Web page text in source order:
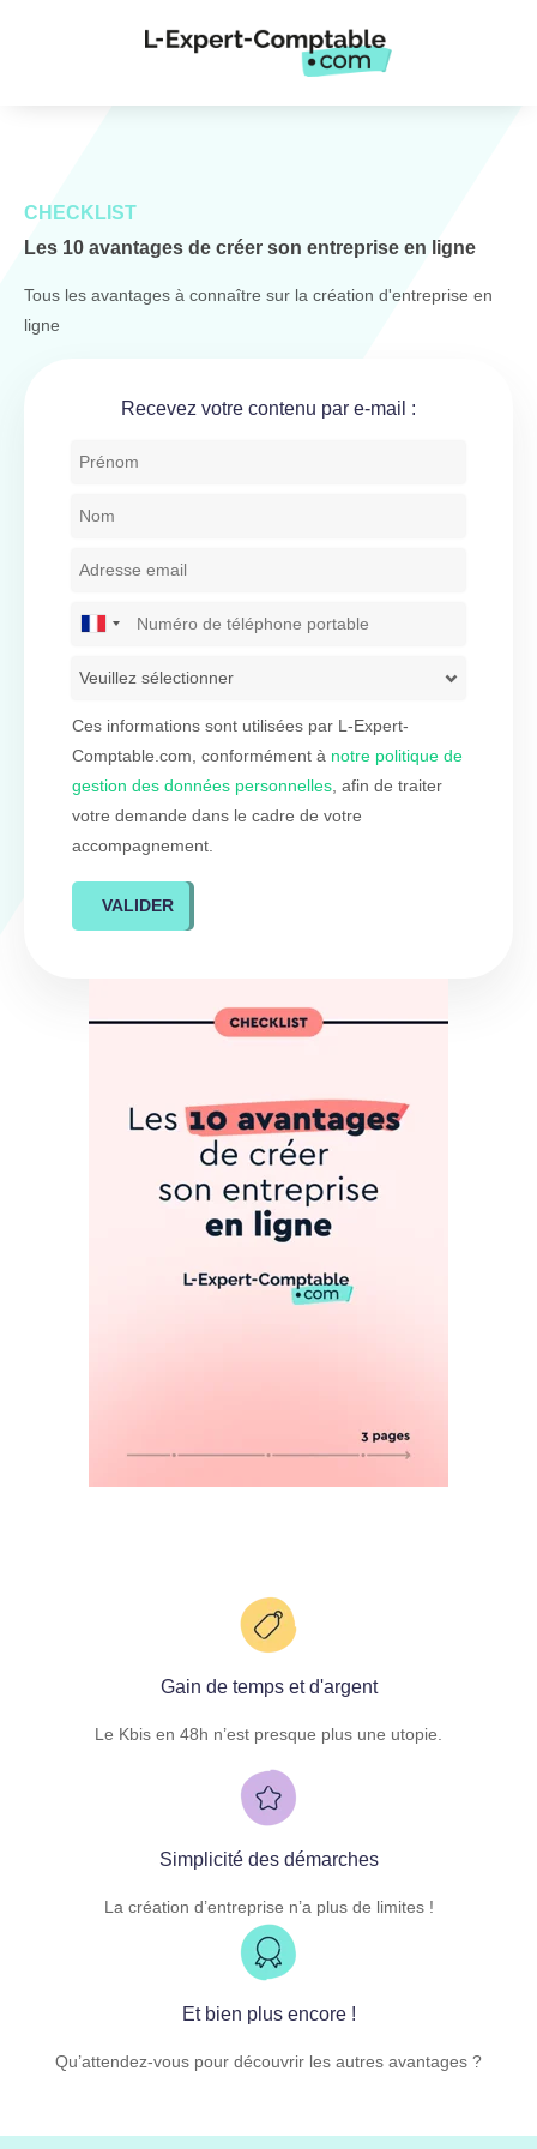
CHECKLIST
Les 10 avantages de créer son entreprise en ligne
Tous les avantages à connaître sur la création d'entreprise en
ligne
Recevez votre contenu par e-mail :
France
Ces informations sont utilisées par L-Expert-
Comptable.com, conformément à notre politique de
gestion des données personnelles , afin de traiter
votre demande dans le cadre de votre
accompagnement.
Gain de temps et d'argent
Le Kbis en 48h n’est presque plus une utopie.
Simplicité des démarches
La création d’entreprise n’a plus de limites !
Et bien plus encore !
Qu’attendez-vous pour découvrir les autres avantages ?